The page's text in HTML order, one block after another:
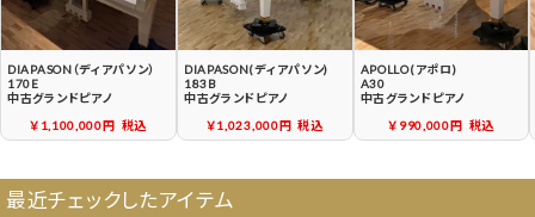
DIAPASON（ディアパソン）
170E
中古グランドピアノ
￥1,100,000円 税込
DIAPASON(ディアパソン)
183B
中古グランドピアノ
￥1,023,000円 税込
APOLLO(アポロ)
A30
中古グランドピアノ
￥990,000円 税込
最近チェックしたアイテム